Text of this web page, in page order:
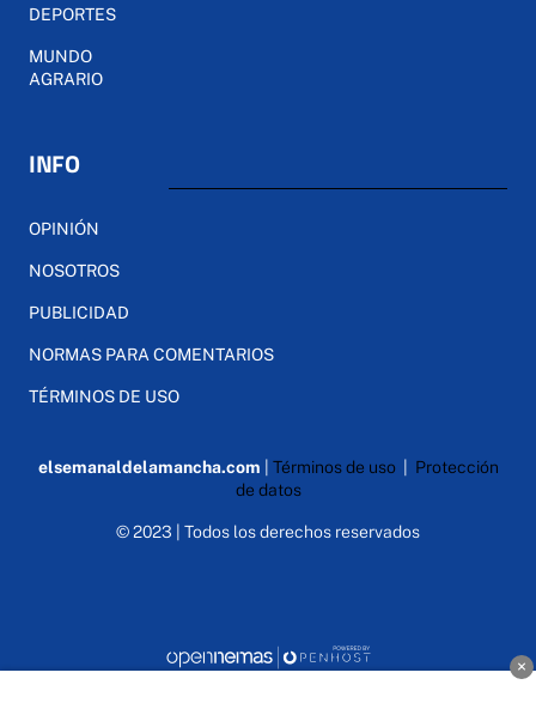
DEPORTES
MUNDO
AGRARIO
INFO
OPINIÓN
NOSOTROS
PUBLICIDAD
NORMAS PARA COMENTARIOS
TÉRMINOS DE USO
elsemanaldelamancha.com Términos de uso| Protección
de datos
© 2023 | Todos los derechos reservados
×